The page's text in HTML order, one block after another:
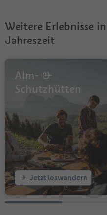
Weitere Erlebnisse
Jahreszeit
Alm- &
Schutzhütten
Jetzt loswandern